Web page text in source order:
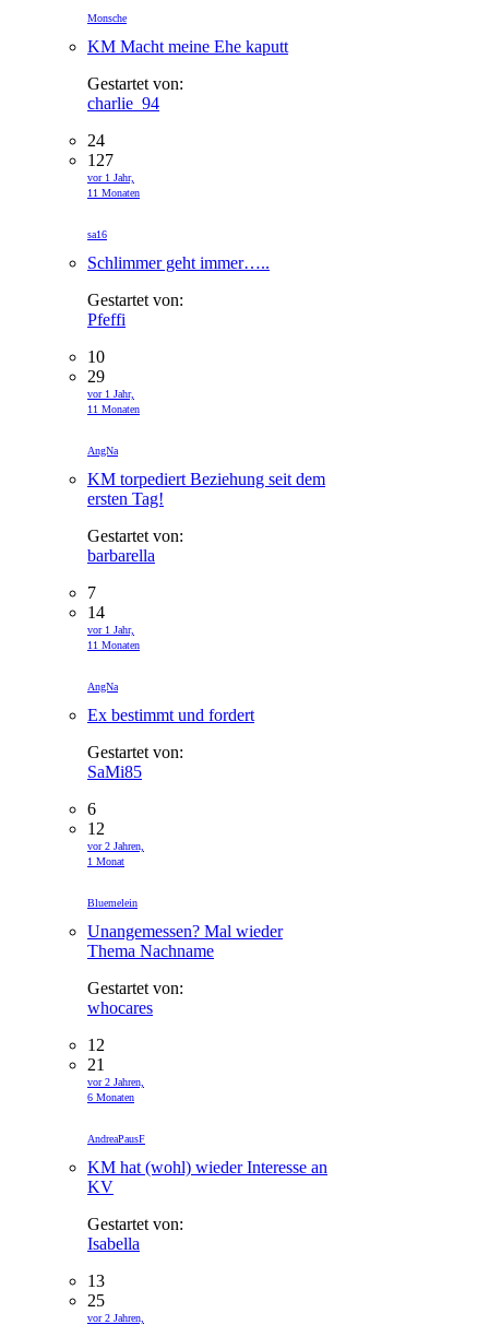
Monsche
KM Macht meine Ehe kaputt
Gestartet von:
charlie_94
24
127
vor 1 Jahr,
11 Monaten
sa16
Schlimmer geht immer…..
Gestartet von:
Pfeffi
10
29
vor 1 Jahr,
11 Monaten
AngNa
KM torpediert Beziehung seit dem
ersten Tag!
Gestartet von:
barbarella
7
14
vor 1 Jahr,
11 Monaten
AngNa
Ex bestimmt und fordert
Gestartet von:
SaMi85
6
12
vor 2 Jahren,
1 Monat
Bluemelein
Unangemessen? Mal wieder
Thema Nachname
Gestartet von:
whocares
12
21
vor 2 Jahren,
6 Monaten
AndreaPausF
KM hat (wohl) wieder Interesse an
KV
Gestartet von:
Isabella
13
25
vor 2 Jahren,